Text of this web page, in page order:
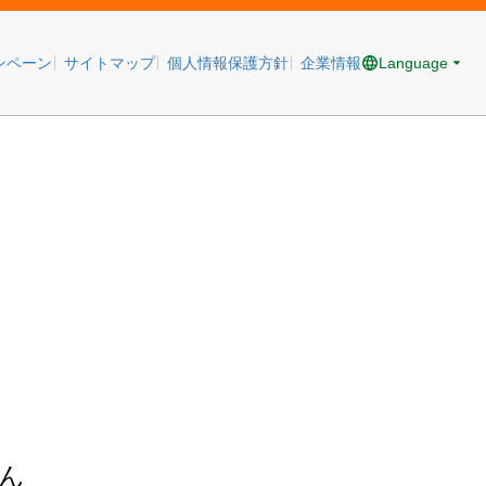
ペーン サイトマップ 個人情報保護方針 企業情報 Language